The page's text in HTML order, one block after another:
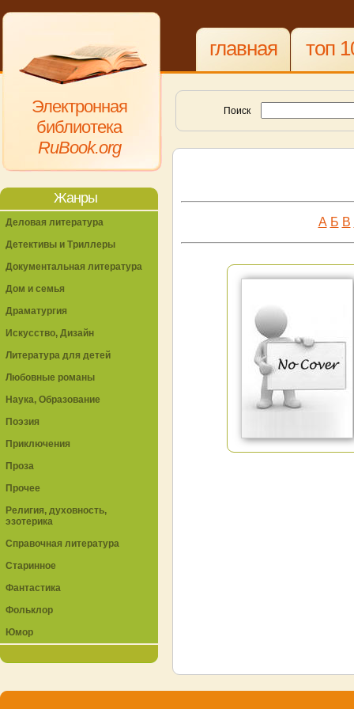
Электронная
библиотека
RuBook.org
главная топ
Поиск
А Б В
Жанры
Деловая литература
Детективы и Триллеры
Документальная литература
Дом и семья
Драматургия
Искусство, Дизайн
Литература для детей
Любовные романы
Наука, Образование
Поэзия
Приключения
Проза
Прочее
Религия, духовность,
эзотерика
Справочная литература
Старинное
Фантастика
Фольклор
Юмор